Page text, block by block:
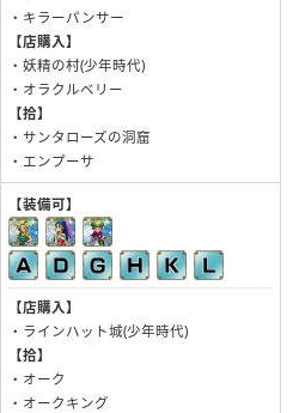
・キラーパンサー
【店購入】
・妖精の村(少年時代)
・オラクルベリー
【拾】
・サンタローズの洞窟
・エンプーサ
【装備可】
【店購入】
・ラインハット城(少年時代)
【拾】
・オーク
・オークキング